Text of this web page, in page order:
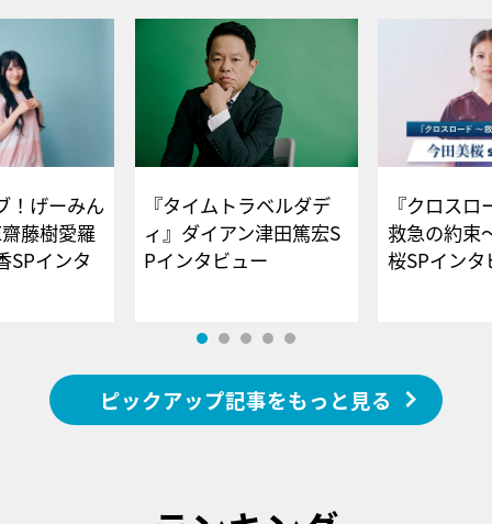
！げーみん
藤樹愛羅
SPインタ
『タイムトラベルダデ
ィ』ダイアン津田篤宏S
Pインタビュー
『クロス
救急の約束
桜SPイ
ピックアップ記事をもっと見る